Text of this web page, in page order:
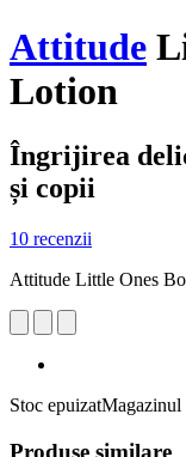
Attitude
Lotion
Îngrijirea
și copii
10 recenzii
Attitude Little Ones
Stoc epuizatMagazinul
Produse similare